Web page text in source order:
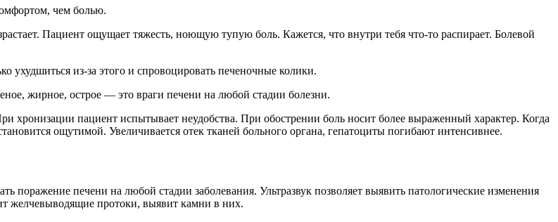
чем болью.
Пациент ощущает тяжесть, ноющую тупую боль. Кажется, что внутри тебя что-то распирает. Болевой
ухудшиться из-за этого и спровоцировать печеночные колики.
жирное, острое — это враги печени на любой стадии болезни.
хронизации пациент испытывает неудобства. При обострении боль носит более выраженный характер. Когда
ощутимой. Увеличивается отек тканей больного органа, гепатоциты погибают интенсивнее.
поражение печени на любой стадии заболевания. Ультразвук позволяет выявить патологические изменения
желчевыводящие протоки, выявит камни в них.